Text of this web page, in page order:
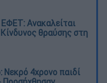
Ανακαλείται
θραύσης στη
4χρονο παιδί